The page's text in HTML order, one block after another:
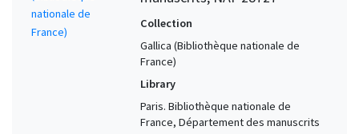
Collection
Gallica (Bibliothèque nationale de
France)
Library
Paris. Bibliothèque nationale de
France, Département des manuscrits